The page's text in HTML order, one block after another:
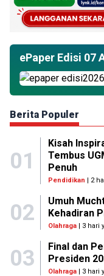
ePaper Edisi 07
Berita Populer
01
Kisah
Tembus
Penuh
Pendidikan | 2
02
Umuh
Kehadiran
Olahraga| 3 hari
03
Final dan
Presiden
Olahraga| 3 hari